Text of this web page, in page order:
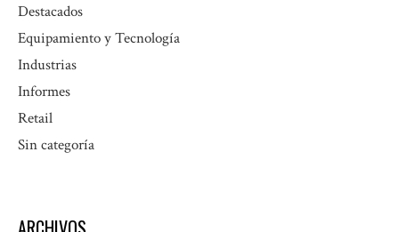
Destacados
Equipamiento y Tecnología
Industrias
Informes
Retail
Sin categoría